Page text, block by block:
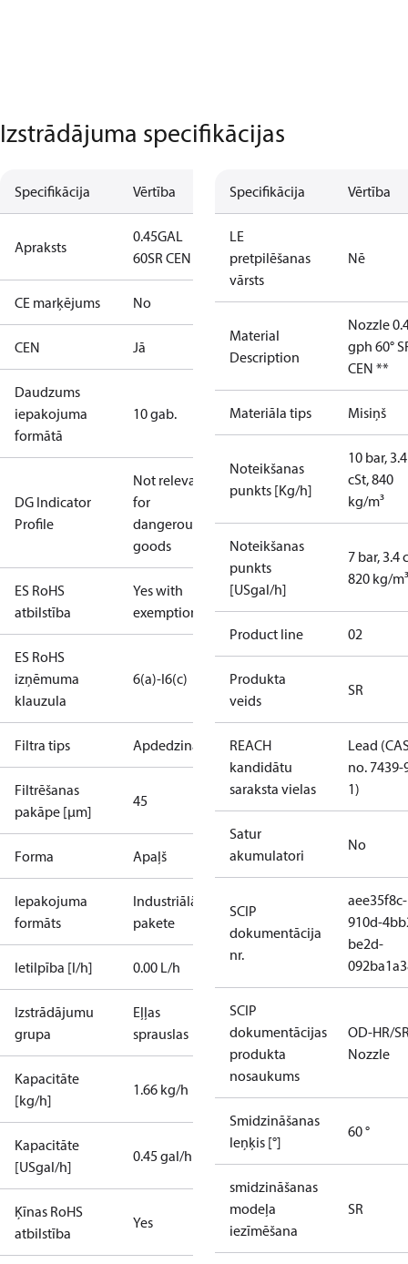
Izstrādājuma specifikācijas
Specifikācija Vērtība
Apraksts
0.45GAL
60SR CEN
CE marķējums No
CEN Jā
Daudzums
iepakojuma
formātā
10 gab.
DG Indicator
Profile
Not relevant
for
dangerous
goods
ES RoHS
atbilstība
Yes with
exemptions
ES RoHS
izņēmuma
klauzula
6(a)-I6(c)
Filtra tips Apdedzinātājs
Filtrēšanas
pakāpe [µm]
45
Forma Apaļš
Iepakojuma
formāts
Industriālā
pakete
Ietilpība [l/h] 0.00 L/h
Izstrādājumu
grupa
Eļļas
sprauslas
Kapacitāte
[kg/h]
1.66 kg/h
Kapacitāte
[USgal/h]
0.45 gal/h
Ķīnas RoHS
atbilstība
Yes
Specifikācija Vērtība
LE
pretpilēšanas
vārsts
Nē
Material
Description
Nozzle
gph 60°
CEN **
Materiāla tips Misiņš
Noteikšanas
punkts [Kg/h]
10 bar, 3.4
cSt, 840
kg/m³
Noteikšanas
punkts
[USgal/h]
7 bar, 3.4
820 kg/m³
Product line 02
Produkta
veids
SR
REACH
kandidātu
saraksta vielas
Lead
no. 7439-
1)
Satur
akumulatori
No
SCIP
dokumentācija
nr.
aee35f8c-
910d-
be2d-
SCIP
dokumentācijas
produkta
nosaukums
OD-HR/
Nozzle
Smidzināšanas
leņķis [°]
60 °
smidzināšanas
modeļa
iezīmēšana
SR